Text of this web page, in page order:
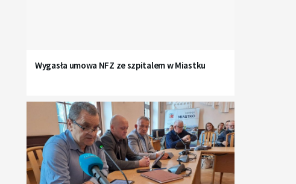
Wygasła umowa NFZ ze szpitalem w Miastku